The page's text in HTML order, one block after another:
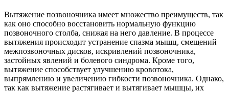
Вытяжение позвоночника имеет множество преимуществ, так
как оно способно восстановить нормальную функцию
позвоночного столба, снижая на него давление. В процессе
вытяжения происходит устранение спазма мышц, смещений
межпозвоночных дисков, искривлений позвоночника,
застойных явлений и болевого синдрома. Кроме того,
вытяжение способствует улучшению кровотока,
выпрямлению и увеличению гибкости позвоночника. Однако,
так как вытяжение растягивает и вытягивает мышцы, их